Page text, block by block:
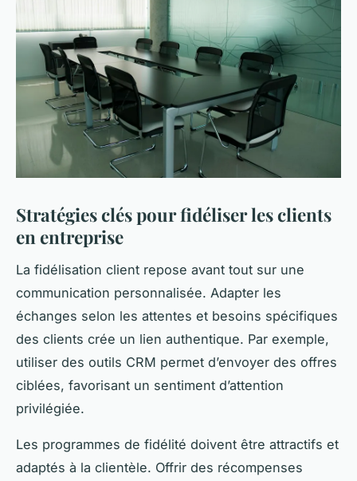
Stratégies clés pour fidéliser les clients
en entreprise
La fidélisation client repose avant tout sur une
communication personnalisée. Adapter les
échanges selon les attentes et besoins spécifiques
des clients crée un lien authentique. Par exemple,
utiliser des outils CRM permet d’envoyer des offres
ciblées, favorisant un sentiment d’attention
privilégiée.
Les programmes de fidélité doivent être attractifs et
adaptés à la clientèle. Offrir des récompenses